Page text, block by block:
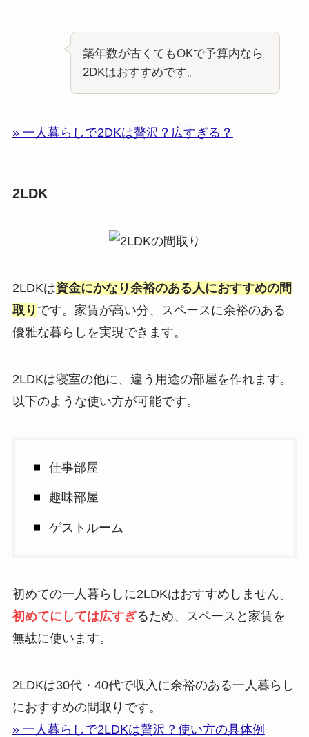
築年数が古くてもOKで予算内なら
2DKはおすすめです。
» 一人暮らしで2DKは贅沢？広すぎる？
2LDK
2LDKは資金にかなり余裕のある人におすすめの間
取り です。家賃が高い分、スペースに余裕のある
優雅な暮らしを実現できます。
2LDKは寝室の他に、違う用途の部屋を作れます。
以下のような使い方が可能です。
仕事部屋
趣味部屋
ゲストルーム
初めての一人暮らしに2LDKはおすすめしません。
初めてにしては広すぎるため、スペースと家賃を
無駄に使います。
2LDKは30代・40代で収入に余裕のある一人暮らし
におすすめの間取りです。
» 一人暮らしで2LDKは贅沢？使い方の具体例